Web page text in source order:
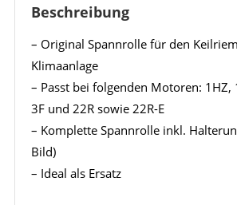
Beschreibung
– Original Spannrolle für den
Klimaanlage
– Passt bei folgenden Motoren: 1HZ,
3F und 22R sowie 22R-E
– Komplette Spannrolle inkl.
Bild)
– Ideal als Ersatz